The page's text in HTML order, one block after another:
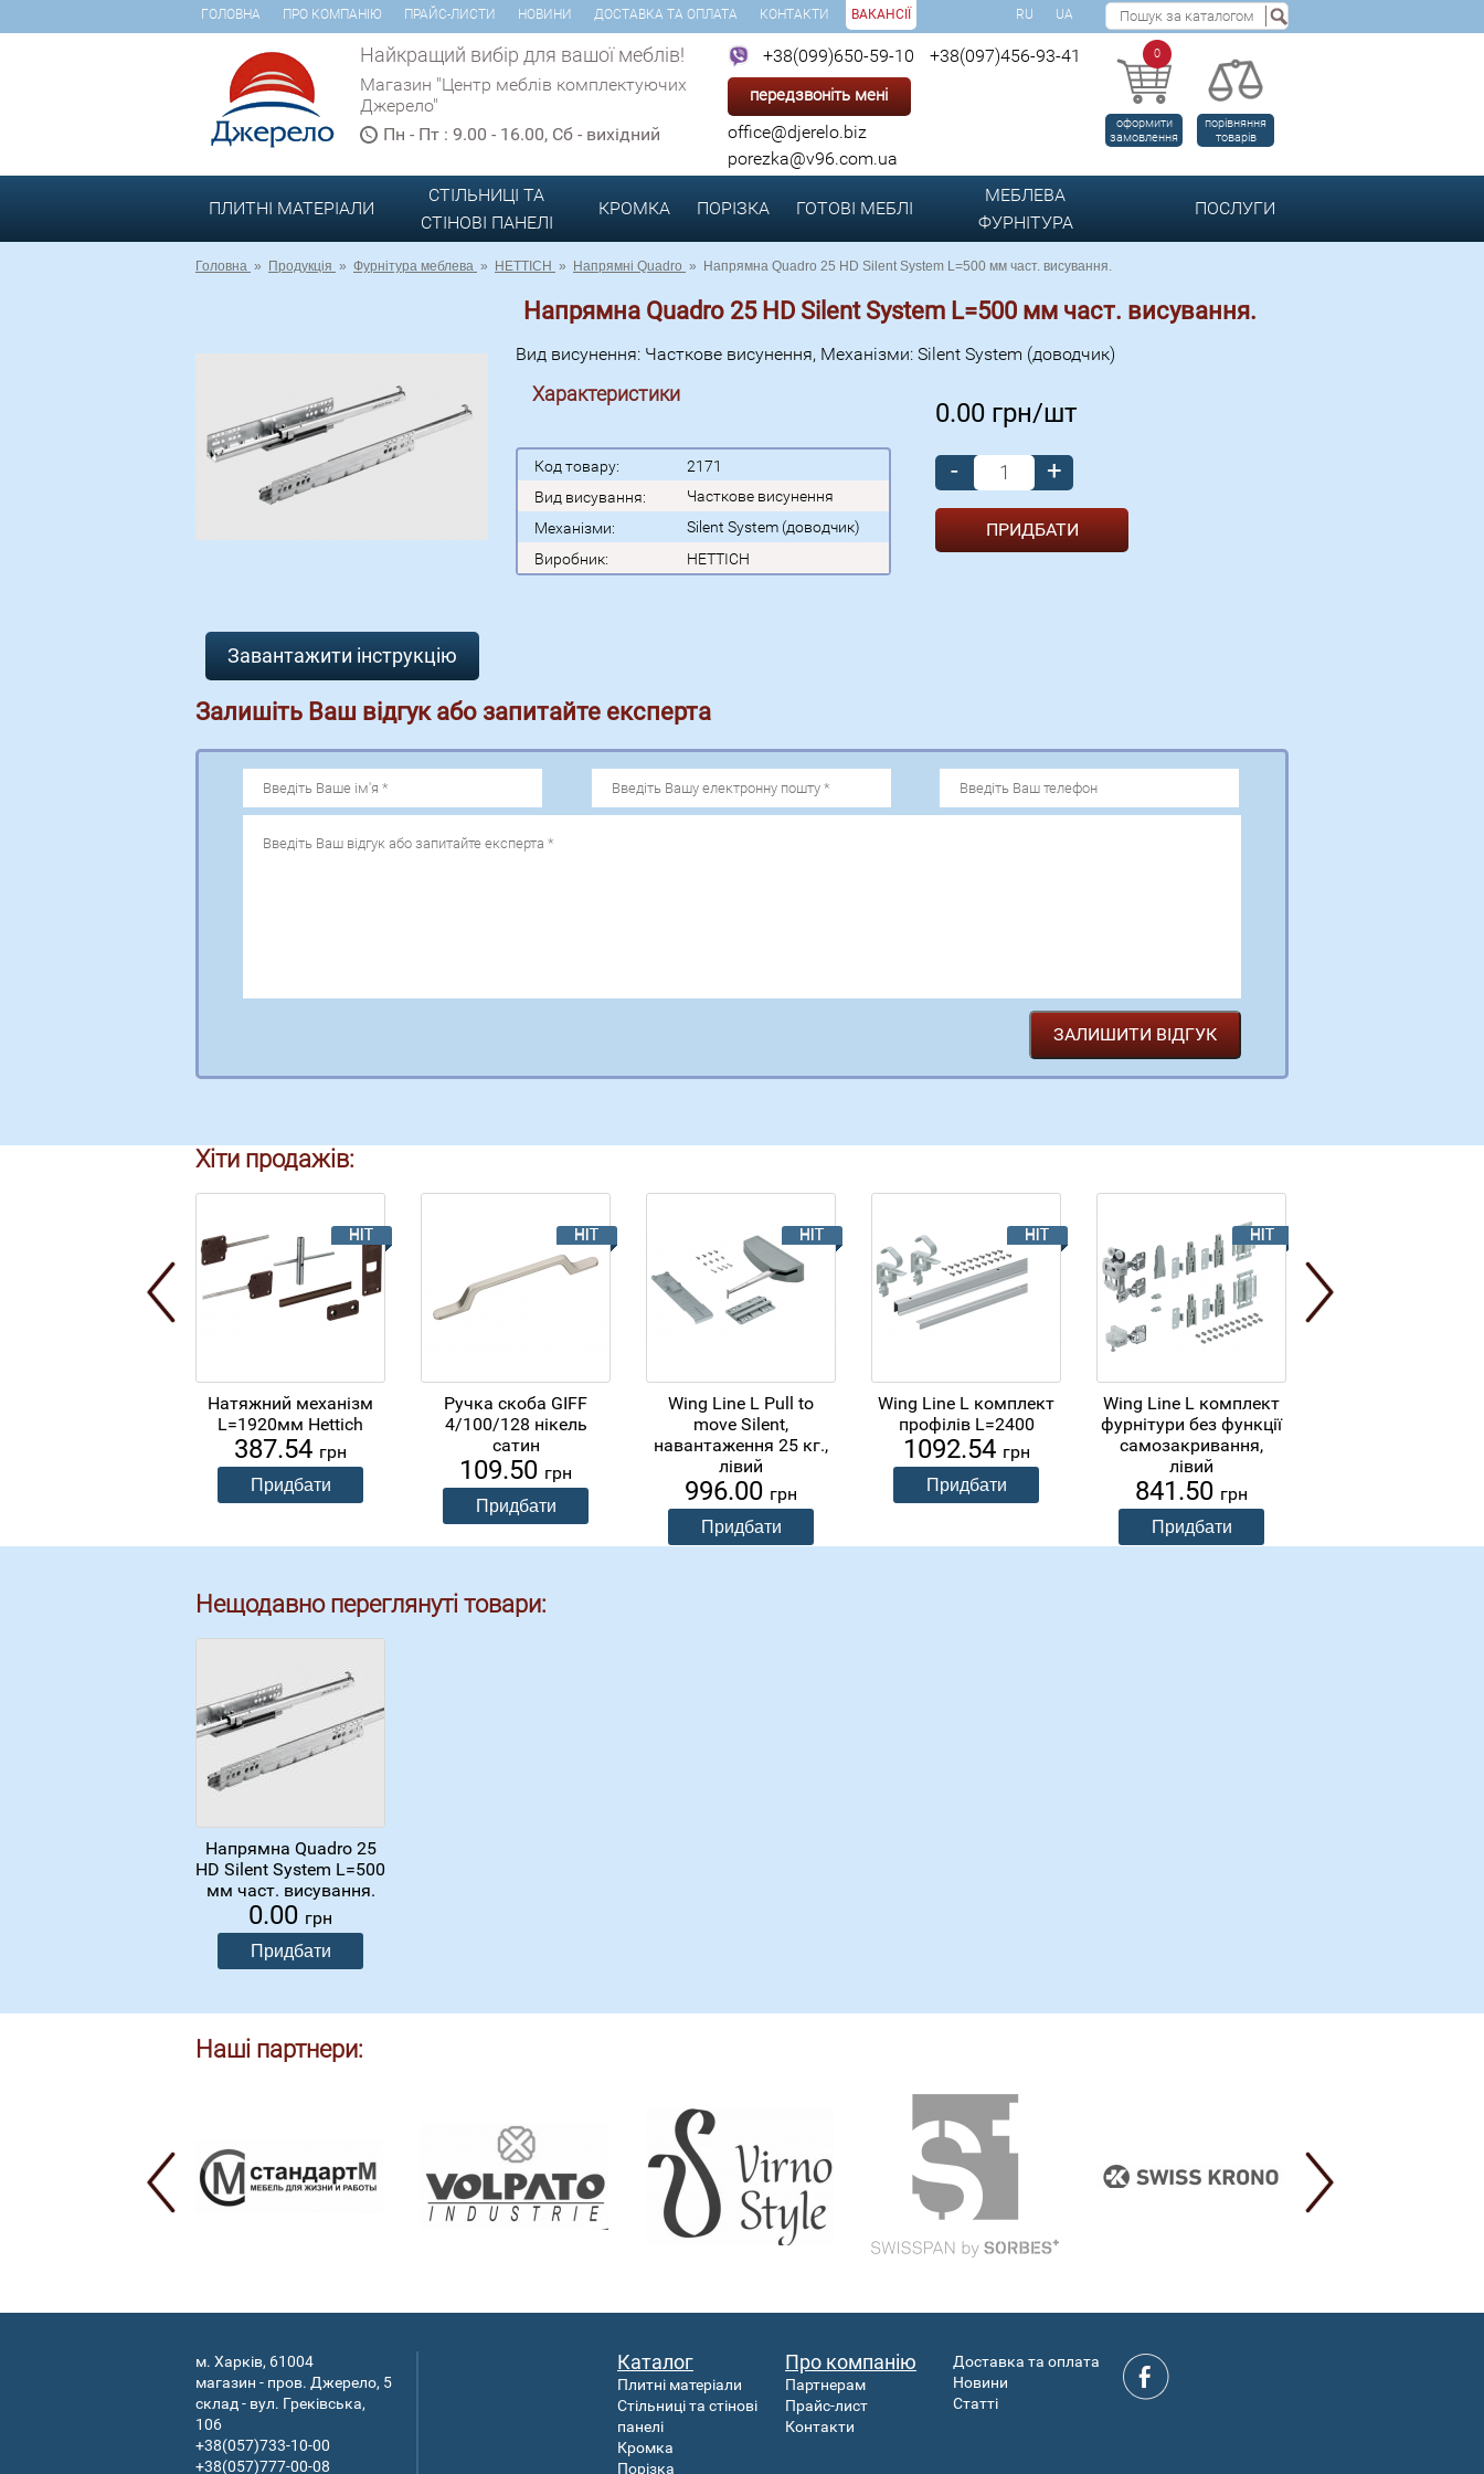
ГОЛОВНА ПРО КОМПАНІЮ ПРАЙС-ЛИСТИ НОВИНИ ДОСТАВКА ТА ОПЛАТА КОНТАКТИ ВАКАНСІЇ RU UA
Найкращий вибір для вашої меблів!
Магазин "Центр меблів комплектуючих
Джерело"
Пн - Пт : 9.00 - 16.00, Сб - вихідний
+38(099)650-59-10 +38(097)456-93-41
передзвоніть мені
office@djerelo.biz
porezka@v96.com.ua
0
оформити
замовлення
порівняння
товарів
ПЛИТНІ МАТЕРІАЛИ
СТІЛЬНИЦІ ТА
СТІНОВІ ПАНЕЛІ
КРОМКА ПОРІЗКА ГОТОВІ МЕБЛІ
МЕБЛЕВА
ФУРНІТУРА
ПОСЛУГИ
Головна » Продукція » Фурнітура меблева » HETTICH » Напрямні Quadro » Напрямна Quadro 25 HD Silent System L=500 мм част. висування.
Завантажити інструкцію
Напрямна Quadro 25 HD Silent System L=500 мм част. висування.
Вид висунення: Часткове висунення, Механізми: Silent System (доводчик)
Характеристики
Код товару:
2171
Вид висування:
Часткове висунення
Механізми:
Silent System (доводчик)
Виробник:
HETTICH
0.00 грн/шт
-
+
Залишіть Ваш відгук або запитайте експерта
Хіти продажів:
Натяжний механізм
L=1920мм Hettich
387.54 грн
Ручка скоба GIFF
4/100/128 нікель
сатин
109.50 грн
Wing Line L Pull to
move Silent,
навантаження 25 кг.,
лівий
996.00 грн
Wing Line L комплект
профілів L=2400
1092.54 грн
Wing Line L комплект
фурнітури без функції
самозакривання,
лівий
841.50 грн
Нещодавно переглянуті товари:
Напрямна Quadro 25
HD Silent System L=500
мм част. висування.
0.00 грн
Наші партнери:
м. Харків, 61004
магазин - пров. Джерело, 5
склад - вул. Греківська,
106
+38(057)733-10-00
+38(057)777-00-08
Каталог
Плитні матеріали
Стільниці та стінові
панелі
Кромка
Порізка
Про компанію
Партнерам
Прайс-лист
Контакти
Доставка та оплата
Новини
Статті